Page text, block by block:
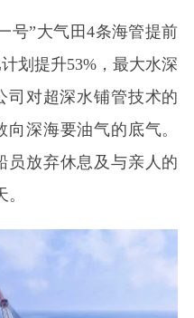
号”大气田4条海管提前
划提升53%，最大水深
司对超深水铺管技术的
深海要油气的底气。
员放弃休息及与亲人的